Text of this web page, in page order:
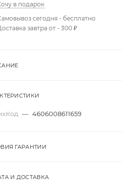
в подарок
сегодня - бесплатно
завтра от - 300 ₽
— 4606008611659
ГАРАНТИИ
И ДОСТАВКА